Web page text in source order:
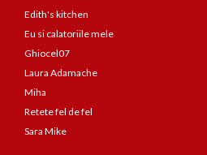
Edith's kitchen
Eu si calatoriile mele
Ghiocel07
Laura Adamache
Miha
Retete fel de fel
Sara Mike